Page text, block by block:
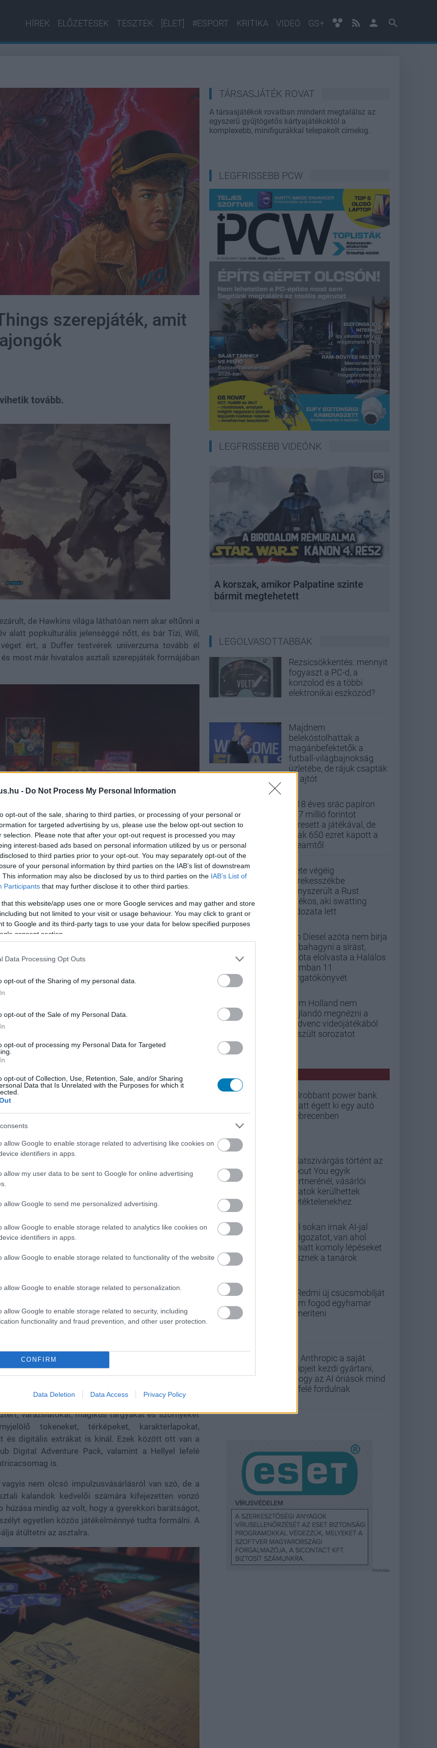
- Do Not Process My Personal Information
opt-out of the sale, sharing to third parties, or processing of your personal or
for targeted advertising by us, please use the below opt-out section to
selection. Please note that after your opt-out request is processed you may
interest-based ads based on personal information utilized by us or personal
to third parties prior to your opt-out. You may separately opt-out of the
of your personal information by third parties on the IAB’s list of downstream
This information may also be disclosed by us to third parties on the IAB’s List of
Participants that may further disclose it to other third parties.
that this website/app uses one or more Google services and may gather and store
but not limited to your visit or usage behaviour. You may click to grant or
to Google and its third-party tags to use your data for below specified purposes
consent section.
Data Processing Opt Outs
opt-out of the Sharing of my personal data.
opt-out of the Sale of my Personal Data.
opt-out of processing my Personal Data for Targeted
opt-out of Collection, Use, Retention, Sale, and/or Sharing
Data that Is Unrelated with the Purposes for which it
allow Google to enable storage related to advertising like cookies on
identifiers in apps.
allow my user data to be sent to Google for online advertising
allow Google to send me personalized advertising.
allow Google to enable storage related to analytics like cookies on
identifiers in apps.
allow Google to enable storage related to functionality of the website
allow Google to enable storage related to personalization.
allow Google to enable storage related to security, including
functionality and fraud prevention, and other user protection.
CONFIRM
Data Deletion Data Access Privacy Policy
HÍREK ELŐZETESEK TESZTEK [ÉLET] #ESPORT KRITIKA VIDEÓ GS+
szerepjáték, amit
tovább.
de Hawkins világa láthatóan nem akar eltűnni a
alatt popkulturális jelenséggé nőtt, és bár Tizi, Will,
ért, a Duffer testvérek univerzuma tovább él
most már hivatalos asztali szerepjáték formájában
to the Hellfire Club
tovább. A játék középpontjában Eddie Munson
olyan kalandokba csatlakozhatnak be, amelyek a
teret. A koncepció egyszerre nosztalgikus és
is szorosan kötődött a szerepjátékokhoz, a
elemét a D&D nyelvén keresztül értették meg a
készült közös élmény, négy különálló kalanddal,
lehetőségekkel. A cél nem egyszerűen az, hogy a
hogy saját történeteket rakjanak össze Hawkins, a
így azoknak szólhat igazán, akik nemcsak nézni
volna képzelni magukat Dustinék asztalánál,
A nagyobb, Ultimate Bundle kiadás többek között
varázslatokat, mágikus tárgyakat és szörnyeket
tokeneket, térképeket, karakterlapokat,
és digitális extrákat is kínál. Ezek között ott van a
Digital Adventure Pack, valamint a Hellyel lefelé
is.
nem olcsó impulzusvásárlásról van szó, de a
kalandok kedvelői számára kifejezetten vonzó
mindig az volt, hogy a gyerekkori barátságot,
egyetlen közös játékélménnyé tudta formálni. A
átültetni az asztalra.
TÁRSASJÁTÉK ROVAT
A társasjátékok rovatban mindent megtalálsz az
egyszerű gyűjtögetős kártyajátékoktól a
komplexebb, minifigurákkal telepakolt címekig.
LEGFRISSEBB PCW
LEGFRISSEBB VIDEÓNK
A korszak, amikor Palpatine szinte
bármit megtehetett
LEGOLVASOTTABBAK
Rezsicsökkentés: mennyit
fogyaszt a PC-d, a
konzolod és a többi
elektronikai eszközöd?
Majdnem
belekóstolhattak a
magánbefektetők a
futball-világbajnokság
üzletébe, de rájuk csapták
az ajtót
A 18 éves srác papíron
437 millió forintot
keresett a játékával, de
csak 650 ezret kapott a
Steamtől
Élete végéig
kerekesszékbe
kényszerült a Rust
játékos, aki swatting
áldozata lett
Vin Diesel azóta nem bírja
abbahagyni a sírást,
mióta elolvasta a Halálos
iramban 11
forgatókönyvét
Tom Holland nem
hajlandó megnézni a
kedvenc videójátékából
készült sorozatot
Felrobbant power bank
miatt égett ki egy autó
Debrecenben
Adatszivárgás történt az
About You egyik
partnerénél, vásárlói
adatok kerülhettek
illetéktelenekhez
Túl sokan írnak AI-jal
dolgozatot, van ahol
emiatt komoly lépéseket
tesznek a tanárok
A Redmi új csúcsmobilját
nem fogod egyhamar
lemeríteni
Az Anthropic a saját
chipjeit kezdi gyártani,
ahogy az AI óriások mind
befelé fordulnak
Hirdetés